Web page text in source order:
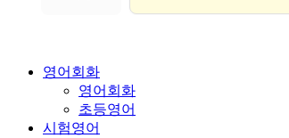
영어회화
영어회화
초등영어
시험영어